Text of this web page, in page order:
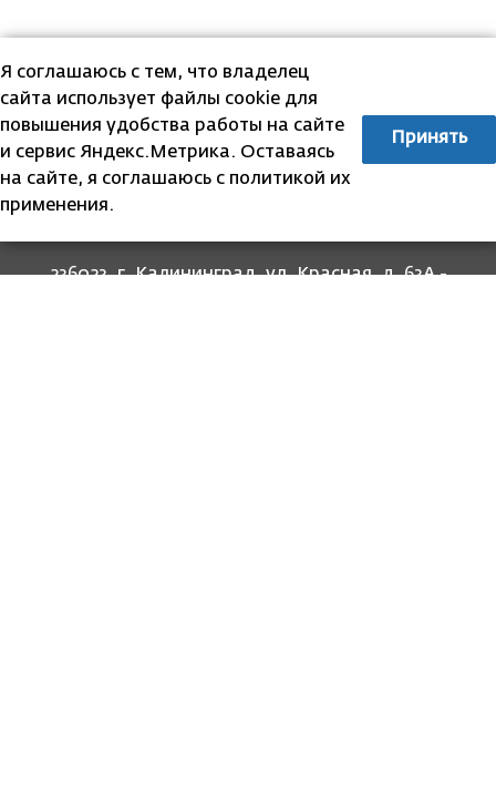
236023, г. Калининград, ул. Красная, д. 63А -
Я соглашаюсь с тем, что владелец
сайта использует файлы cookie для
повышения удобства работы на сайте
и сервис Яндекс.Метрика. Оставаясь
на сайте, я соглашаюсь с политикой их
применения.
Принять